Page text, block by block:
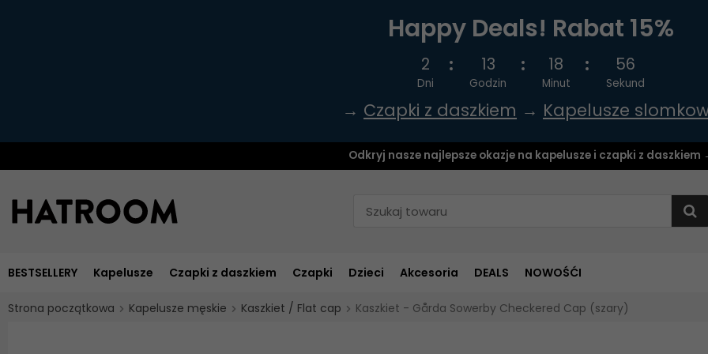
Happy Deals! Rabat 15%
2
Dni
13
Godzin
18
Minut
55
Sekund
→ Czapki z daszkiem → Kapelusze
Odkryj nasze najlepsze okazje na kapelusze i czapki z daszkiem
BESTSELLERY Kapelusze Czapki z daszkiem Czapki Dzieci Akcesoria DEALS NOWOŚĆI
Strona początkowa Kapelusze męskie Kaszkiet / Flat cap Kaszkiet - Gårda Sowerby Checkered Cap (szary)